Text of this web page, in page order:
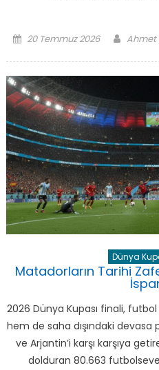
Posted
20 Temmuz 2026 Author
Ahmet
Dünya
Matadorların Tarihi
2026 Dünya Kupası finali,
hem de saha dışındaki
ve Arjantin’i karşı karşıya
dolduran 80.663